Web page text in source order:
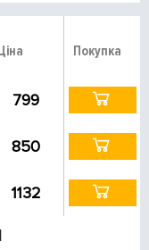
Ціна Покупка
799
850
1132